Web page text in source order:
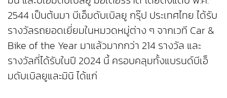
2544 เป็นต้นมา บีเอ็มดับเบิลยู กรุ๊ป ประเทศไทย ได้รับ
รางวัลรถยอดเยี่ยมในหมวดหมู่ต่าง ๆ จากเวที Car &
Bike of the Year มาแล้วมากกว่า 214 รางวัล และ
รางวัลที่ได้รับในปี 2024 นี้ ครอบคลุมทั้งแบรนด์บีเอ็
มดับเบิลยูและมินิ ได้แก่